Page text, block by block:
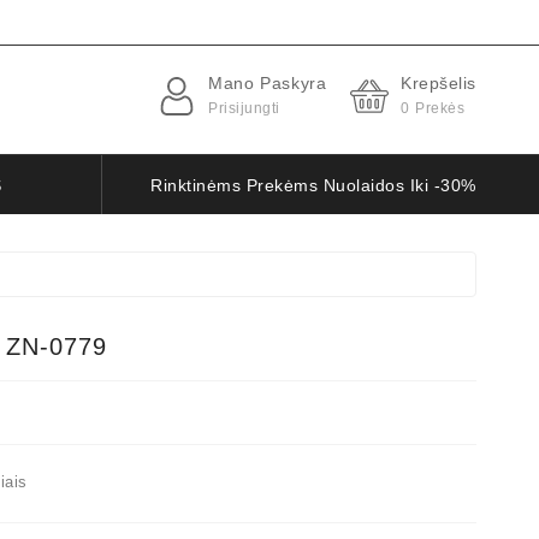
Mano Paskyra
Prisijungti
Krepšelis
0 Prekės
Rinktinėms Prekėms Nuolaidos Iki -30%
0779